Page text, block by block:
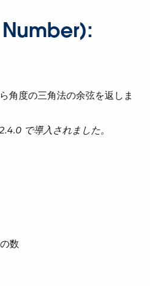
角度の三角法の余弦を返しま
で導入されました。
数